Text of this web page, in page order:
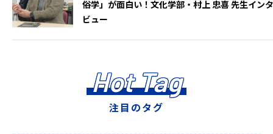
俗学」が面白い！文化学部・村上 忠喜 先生インタ
ビュー
Hot Tag
注目のタグ